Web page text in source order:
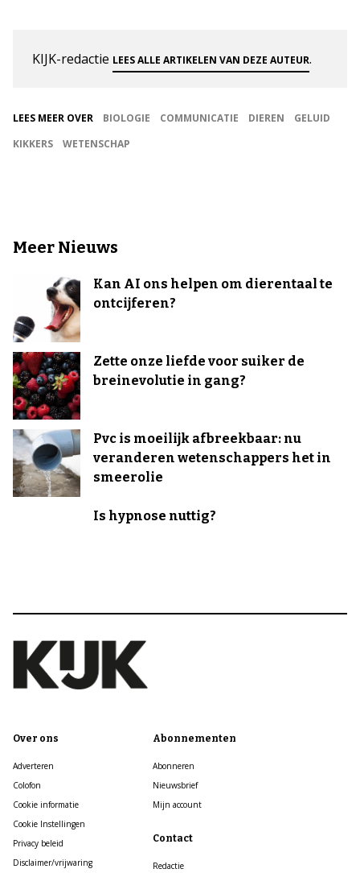
KIJK-redactie LEES ALLE ARTIKELEN VAN DEZE AUTEUR.
LEES MEER OVER BIOLOGIE COMMUNICATIE DIEREN
GELUID
KIKKERS
WETENSCHAP
Meer Nieuws
Kan AI ons helpen om dierentaal te
ontcijferen?
Zette onze liefde voor suiker de
breinevolutie in gang?
Pvc is moeilijk afbreekbaar: nu
veranderen wetenschappers het in
smeerolie
Is hypnose nuttig?
Over ons
Adverteren
Colofon
Cookie informatie
Cookie Instellingen
Privacy beleid
Disclaimer/vrijwaring
Abonnementen
Abonneren
Nieuwsbrief
Mijn account
Contact
Redactie